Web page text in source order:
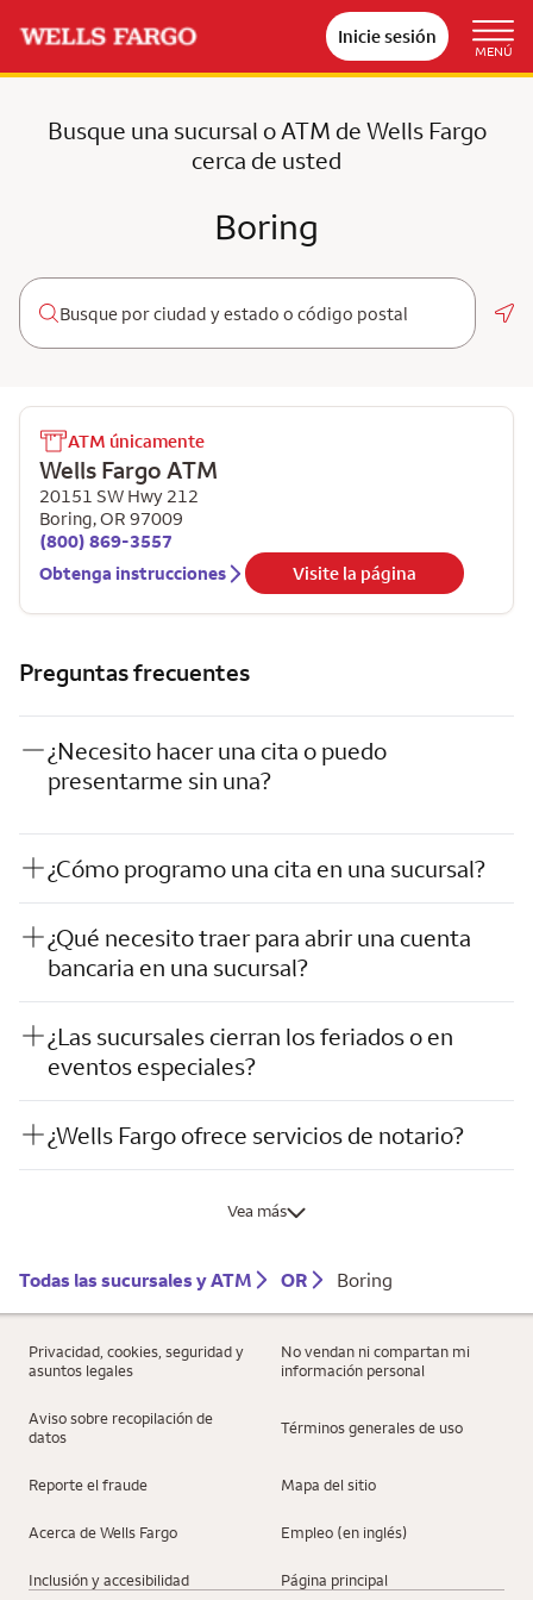
Inicie sesión
MENÚ
Busque una sucursal o ATM de Wells Fargo
cerca de usted
Boring
ATM únicamente
Wells Fargo ATM
20151 SW Hwy 212
Boring,OR 97009
(800) 869-3557
Obtenga instrucciones
Visite la página
Preguntas frecuentes
¿Necesito hacer una cita o puedo
presentarme sin una?
¿Cómo programo una cita en una sucursal?
¿Qué necesito traer para abrir una cuenta
bancaria en una sucursal?
¿Las sucursales cierran los feriados o en
eventos especiales?
¿Wells Fargo ofrece servicios de notario?
Vea más
Todas las sucursales y ATM OR Boring
Privacidad, cookies, seguridad y
asuntos legales
No vendan ni compartan mi
información personal
Aviso sobre recopilación de
datos
Términos generales de uso
Reporte el fraude Mapa del sitio
Acerca de Wells Fargo Empleo (en inglés)
Inclusión y accesibilidad Página principal